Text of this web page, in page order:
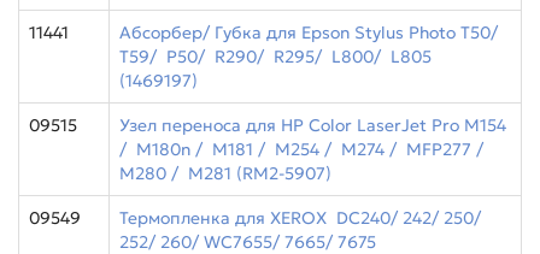
11441
Абсорбер/ Губка для Epson Stylus Photo T50/
T59/ P50/ R290/ R295/ L800/ L805
(1469197)
09515
Узел переноса для HP Color LaserJet Pro M154
/ M180n / M181 / M254 / M274 / MFP277 /
M280 / M281 (RM2-5907)
09549
Термопленка для XEROX DC240/ 242/ 250/
252/ 260/ WC7655/ 7665/ 7675